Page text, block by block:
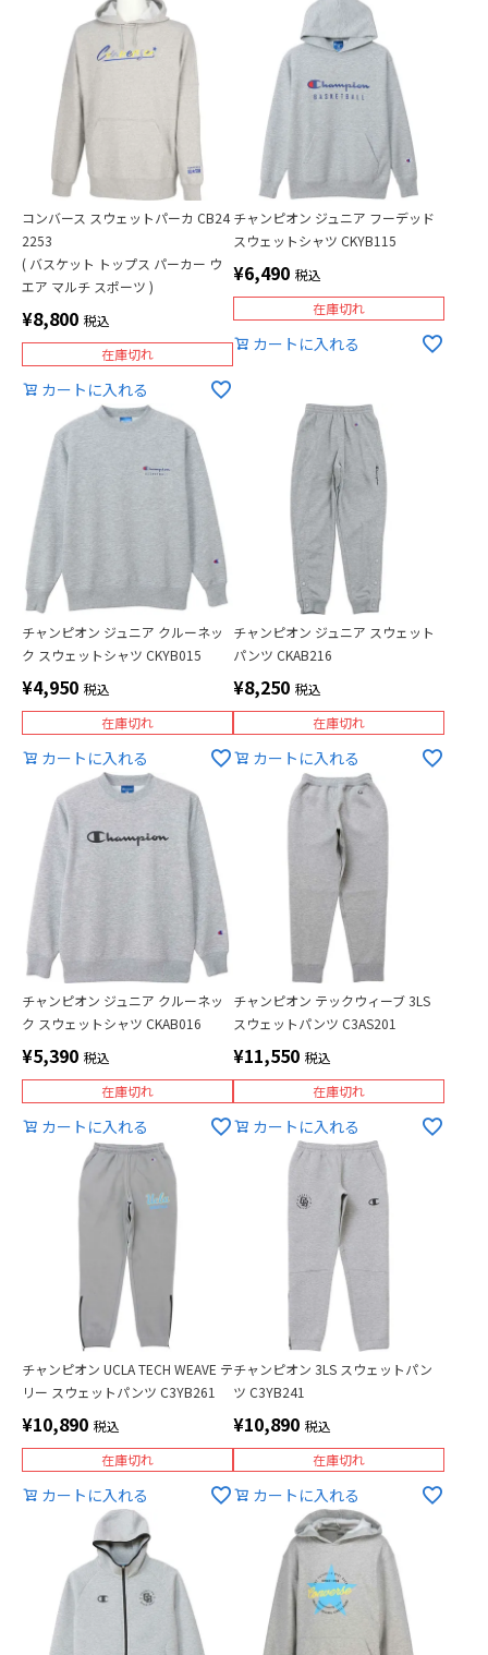
コンバース スウェットパーカ CB24
2253
( バスケット トップス パーカー ウ
エア マルチ スポーツ )
¥8,800 税込
在庫切れ
カートに入れる
チャンピオン ジュニア フーデッド
スウェットシャツ CKYB115
¥6,490 税込
在庫切れ
カートに入れる
チャンピオン ジュニア クルーネッ
ク スウェットシャツ CKYB015
¥4,950 税込
在庫切れ
カートに入れる
チャンピオン ジュニア スウェット
パンツ CKAB216
¥8,250 税込
在庫切れ
カートに入れる
チャンピオン ジュニア クルーネッ
ク スウェットシャツ CKAB016
¥5,390 税込
在庫切れ
カートに入れる
チャンピオン テックウィーブ 3LS
スウェットパンツ C3AS201
¥11,550 税込
在庫切れ
カートに入れる
チャンピオン UCLA TECH WEAVE テ
リー スウェットパンツ C3YB261
¥10,890 税込
在庫切れ
カートに入れる
チャンピオン 3LS スウェットパン
ツ C3YB241
¥10,890 税込
在庫切れ
カートに入れる